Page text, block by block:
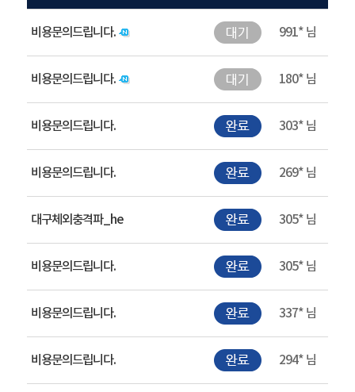
비용문의드립니다. 991* 님
비용문의드립니다. 180* 님
비용문의드립니다. 303* 님
비용문의드립니다. 269* 님
대구체외충격파_he 305* 님
비용문의드립니다. 305* 님
비용문의드립니다. 337* 님
비용문의드립니다. 294* 님